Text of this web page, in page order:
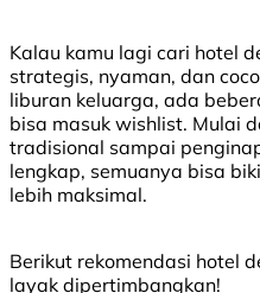
Kalau kamu lagi cari hotel
strategis, nyaman, dan
liburan keluarga, ada
bisa masuk wishlist. Mulai
tradisional sampai
lengkap, semuanya bisa
lebih maksimal.
Berikut rekomendasi hotel
layak dipertimbangkan!